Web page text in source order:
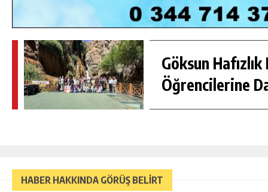
Göksun Hafızlık
Öğrencilerine
HABER HAKKINDA GÖRÜŞ BELİRT
GÜNLÜK HABER AKIŞI
GÖKSUN HAFIZLIK KIZ KUR’AN KURSU
ÖĞRENCILERINE DARENDE GEZISI.